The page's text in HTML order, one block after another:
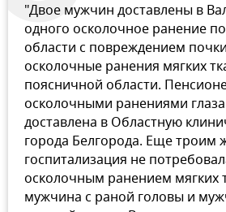
"Двое мужчин доставлены в
одного осколочное ранение
области с повреждением
осколочные ранения мягких
поясничной области.
осколочными ранениями
доставлена в Областную
города Белгорода. Еще троим
госпитализация не
осколочным ранением мягких
мужчина с раной головы и